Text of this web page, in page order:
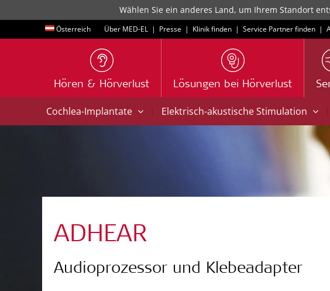
Wählen Sie ein anderes Land, um Ihrem Standort
Österreich Über MED-EL | Presse | Klinik finden | Service Partner finden |
Hören & Hörverlust Lösungen bei Hörverlust
Cochlea-Implantate | Elektrisch-akustische Stimulation |
ADHEAR
Audioprozessor und Klebeadapter